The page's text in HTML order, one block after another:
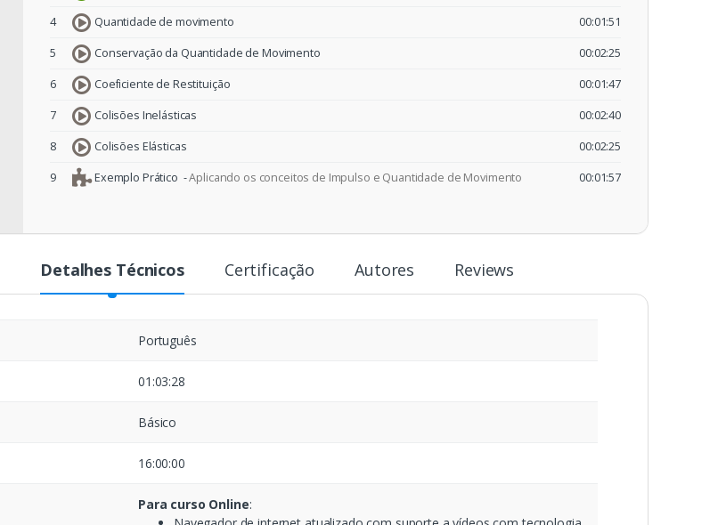
4 Quantidade de movimento 00:01:51
5 Conservação da Quantidade de Movimento 00:02:25
6 Coeficiente de Restituição 00:01:47
7 Colisões Inelásticas 00:02:40
8 Colisões Elásticas 00:02:25
9 Exemplo Prático -Aplicando os conceitos de Impulso e Quantidade de Movimento 00:01:57
Detalhes Técnicos Certificação Autores Reviews
Português
01:03:28
Básico
16:00:00
Para curso Online: